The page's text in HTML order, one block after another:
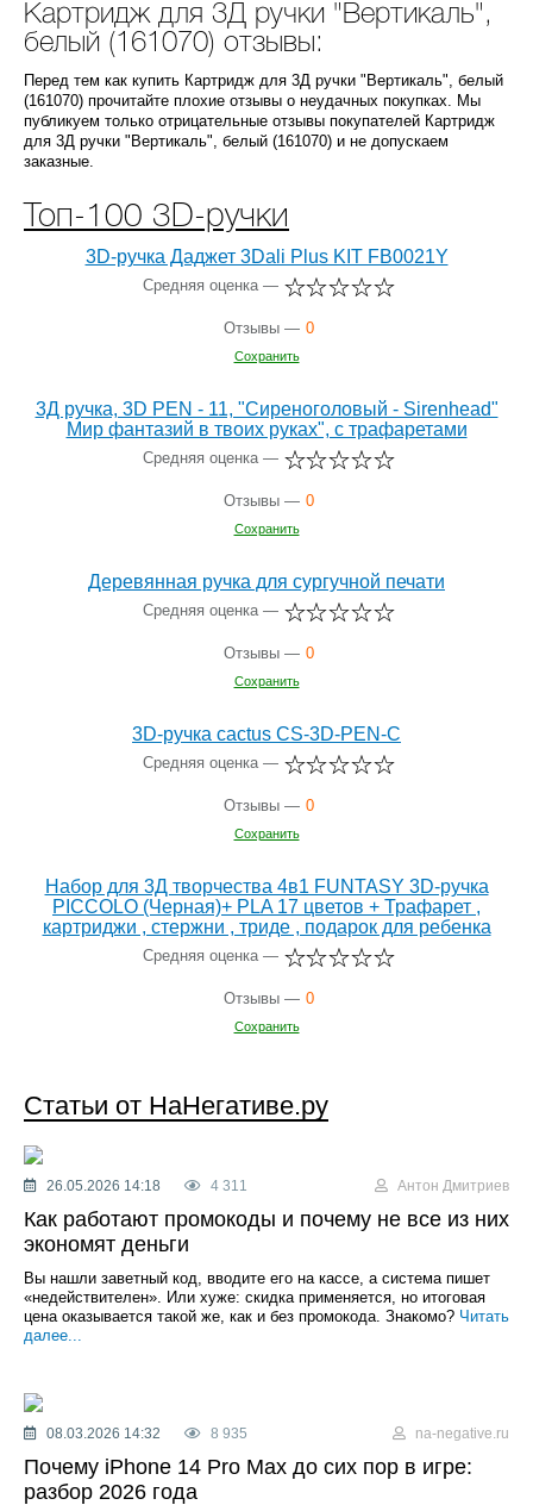
Картридж для 3Д ручки "Вертикаль",
белый (161070) отзывы:
Перед тем как купить Картридж для 3Д ручки "Вертикаль", белый
(161070) прочитайте плохие отзывы о неудачных покупках. Мы
публикуем только отрицательные отзывы покупателей Картридж
для 3Д ручки "Вертикаль", белый (161070) и не допускаем
заказные.
Топ-100 3D-ручки
3D-ручка Даджет 3Dali Plus KIT FB0021Y
Средняя оценка —
Отзывы — 0
Сохранить
3Д ручка, 3D PEN - 11, "Сиреноголовый - Sirenhead"
Мир фантазий в твоих руках", с трафаретами
Средняя оценка —
Отзывы — 0
Сохранить
Деревянная ручка для сургучной печати
Средняя оценка —
Отзывы — 0
Сохранить
3D-ручка cactus CS-3D-PEN-C
Средняя оценка —
Отзывы — 0
Сохранить
Набор для 3Д творчества 4в1 FUNTASY 3D-ручка
PICCOLO (Черная)+ PLA 17 цветов + Трафарет ,
картриджи , стержни , триде , подарок для ребенка
Средняя оценка —
Отзывы — 0
Сохранить
Статьи от НаНегативе.ру
26.05.2026 14:18 4 311 Антон Дмитриев
Как работают промокоды и почему не все из них
экономят деньги
Вы нашли заветный код, вводите его на кассе, а система пишет
«недействителен». Или хуже: скидка применяется, но итоговая
цена оказывается такой же, как и без промокода. Знакомо? Читать
далее...
08.03.2026 14:32 8 935 na-negative.ru
Почему iPhone 14 Pro Max до сих пор в игре:
разбор 2026 года